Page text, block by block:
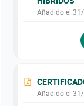
Añadido el
Añadido el